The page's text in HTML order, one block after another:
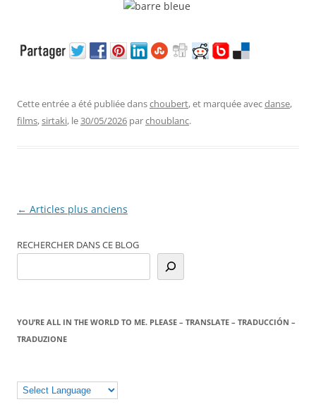
Cette entrée a été publiée danschoubert, et marquée avecdanse,
films,sirtaki, le30/05/2026 parchoublanc.
Navigation
articles
← Articles plus anciens
RECHERCHER DANS CE BLOG
YOU’RE ALL IN THE WORLD TO ME. PLEASE – TRANSLATE – TRADUCCIÓN –
TRADUZIONE